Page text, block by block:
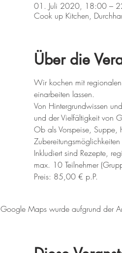
01. Juli 2020, 18:00 –
Cook up Kitchen,
Über die
Wir kochen mit
einarbeiten lassen.
Von Hintergrundwissen
und der Vielfältigkeit von
Ob als Vorspeise, Suppe,
Inkludiert sind Rezepte,
max. 10 Teilnehmer
Preis: 85,00 € p.P.
Google Maps wurde aufgrund der